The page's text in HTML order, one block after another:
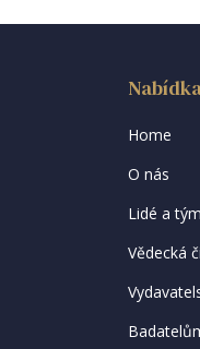
Home
O nás
Lidé a
Vědecká